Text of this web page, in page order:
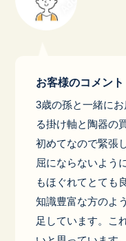
お客様のコメント
3歳の孫と一緒に
る掛け軸と陶器の
初めてなので緊張
屈にならないよう
もほぐれてとても
知識豊富な方のよ
足しています。こ